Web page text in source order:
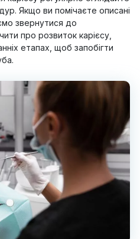
Якщо ви помічаєте описані
звернутися до
про розвиток карієсу,
етапах, щоб запобігти